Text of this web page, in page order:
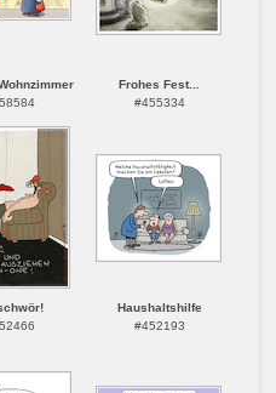
Frohes Fest...
#455334
Haushaltshilfe
#452193